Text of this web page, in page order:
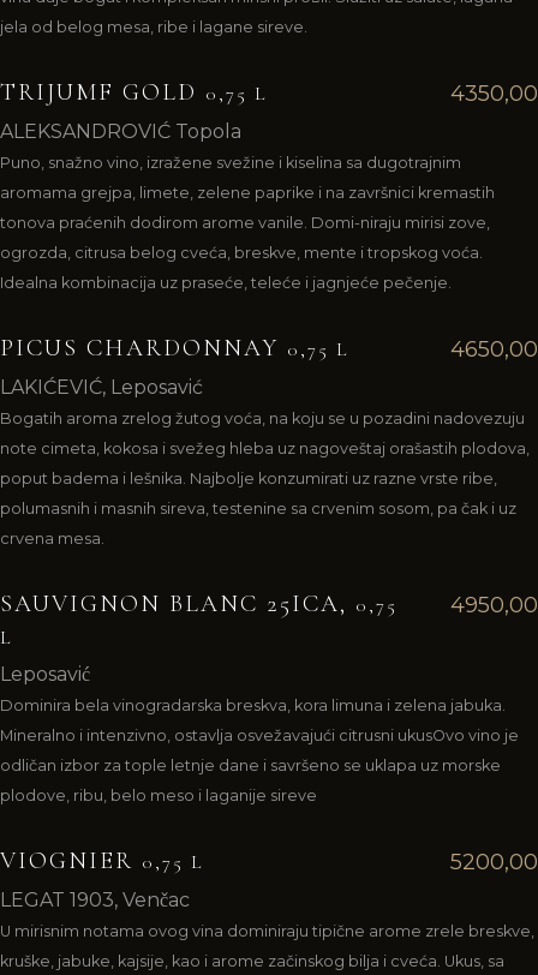
jela od belog mesa, ribe i lagane sireve.
TRIJUMF GOLD 0,75 L 4350,00
ALEKSANDROVIĆ Topola
Puno, snažno vino, izražene svežine i kiselina sa dugotrajnim
aromama grejpa, limete, zelene paprike i na završnici kremastih
tonova praćenih dodirom arome vanile. Domi-niraju mirisi zove,
ogrozda, citrusa belog cveća, breskve, mente i tropskog voća.
Idealna kombinacija uz praseće, teleće i jagnjeće pečenje.
PICUS CHARDONNAY 0,75 L 4650,00
LAKIĆEVIĆ, Leposavić
Bogatih aroma zrelog žutog voća, na koju se u pozadini nadovezuju
note cimeta, kokosa i svežeg hleba uz nagoveštaj orašastih plodova,
poput badema i lešnika. Najbolje konzumirati uz razne vrste ribe,
polumasnih i masnih sireva, testenine sa crvenim sosom, pa čak i uz
crvena mesa.
SAUVIGNON BLANC 25ICA, 0,75
L
4950,00
Leposavić
Dominira bela vinogradarska breskva, kora limuna i zelena jabuka.
Mineralno i intenzivno, ostavlja osvežavajući citrusni ukusOvo vino je
odličan izbor za tople letnje dane i savršeno se uklapa uz morske
plodove, ribu, belo meso i laganije sireve
VIOGNIER 0,75 L 5200,00
LEGAT 1903, Venčac
U mirisnim notama ovog vina dominiraju tipične arome zrele breskve,
kruške, jabuke, kajsije, kao i arome začinskog bilja i cveća. Ukus, sa